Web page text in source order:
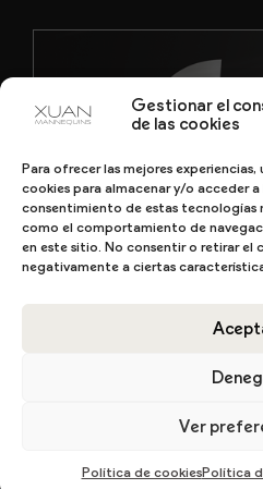
Gestionar el
de las cookies
Para ofrecer las mejores
cookies para almacenar y/o acceder
consentimiento de estas tecnologías
como el comportamiento de
en este sitio. No consentir o retirar
negativamente a ciertas
Ver
Política de cookiesPolítica
DESCARGA EL